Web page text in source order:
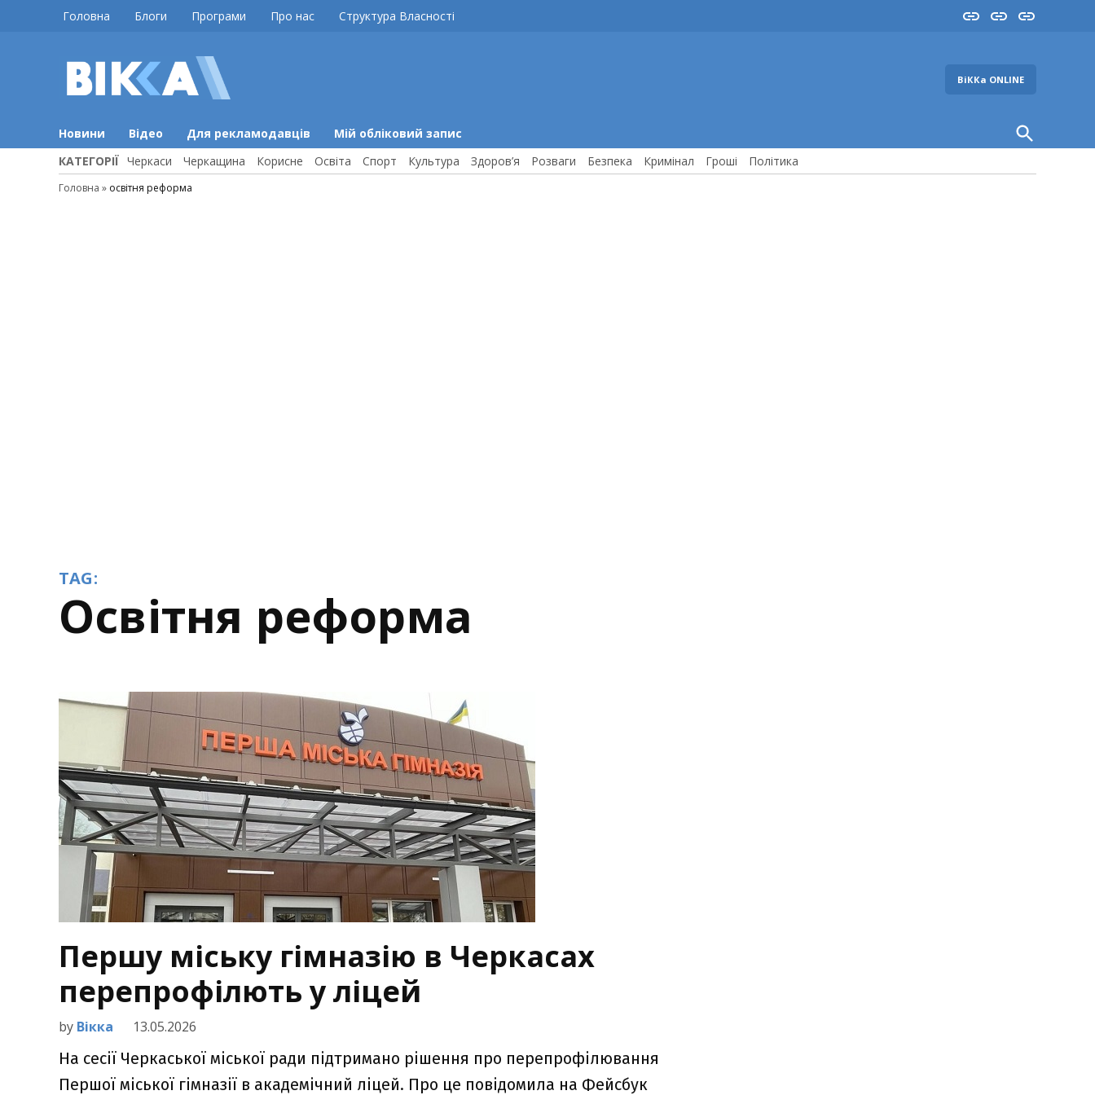
Головна Блоги Програми Про нас Структура Власності InstaYouTube
FB
ВіККа ONLINE
Новини Відео Для рекламодавців Мій обліковий запис
Open
Search
КАТЕГОРІЇ Черкаси Черкащина Корисне Освіта Спорт Культура Здоров’я Розваги Безпека Кримінал Гроші Політика
Головна » освітня реформа
TAG:
освітня реформа
Першу міську гімназію в Черкасах
перепрофілють у ліцей
by Вікка 13.05.2026
На сесії Черкаської міської ради підтримано рішення про перепрофілювання
Першої міської гімназії в академічний ліцей. Про це повідомила на Фейсбук